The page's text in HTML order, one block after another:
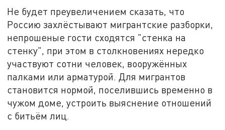
Не будет преувеличением сказать, что
Россию захлёстывают мигрантские разборки,
непрошеные гости сходятся "стенка на
стенку", при этом в столкновениях нередко
участвуют сотни человек, вооружённых
палками или арматурой. Для мигрантов
становится нормой, поселившись временно в
чужом доме, устроить выяснение отношений
с битьём лиц.